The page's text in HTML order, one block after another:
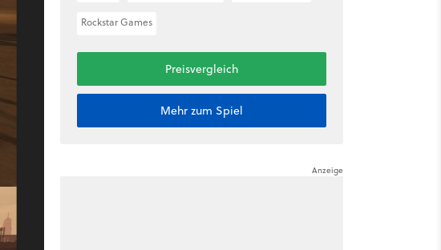
Rockstar Games
Preisvergleich
Mehr zum Spiel